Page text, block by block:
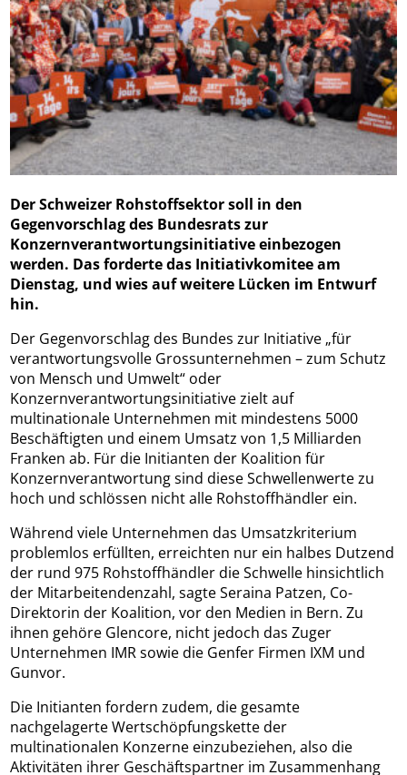
Der Schweizer Rohstoffsektor soll in den
Gegenvorschlag des Bundesrats zur
Konzernverantwortungsinitiative einbezogen
werden. Das forderte das Initiativkomitee am
Dienstag, und wies auf weitere Lücken im Entwurf
hin.
Der Gegenvorschlag des Bundes zur Initiative „für
verantwortungsvolle Grossunternehmen – zum Schutz
von Mensch und Umwelt“ oder
Konzernverantwortungsinitiative zielt auf
multinationale Unternehmen mit mindestens 5000
Beschäftigten und einem Umsatz von 1,5 Milliarden
Franken ab. Für die Initianten der Koalition für
Konzernverantwortung sind diese Schwellenwerte zu
hoch und schlössen nicht alle Rohstoffhändler ein.
Während viele Unternehmen das Umsatzkriterium
problemlos erfüllten, erreichten nur ein halbes Dutzend
der rund 975 Rohstoffhändler die Schwelle hinsichtlich
der Mitarbeitendenzahl, sagte Seraina Patzen, Co-
Direktorin der Koalition, vor den Medien in Bern. Zu
ihnen gehöre Glencore, nicht jedoch das Zuger
Unternehmen IMR sowie die Genfer Firmen IXM und
Gunvor.
Die Initianten fordern zudem, die gesamte
nachgelagerte Wertschöpfungskette der
multinationalen Konzerne einzubeziehen, also die
Aktivitäten ihrer Geschäftspartner im Zusammenhang